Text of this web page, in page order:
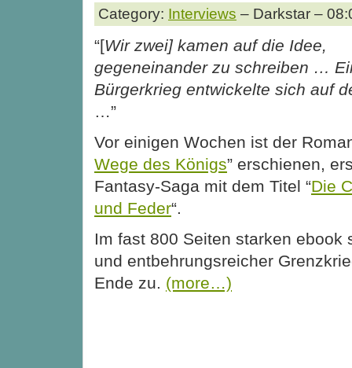
Category: Interviews – Darkstar –
“[Wir zwei] kamen auf die Idee,
gegeneinander zu schreiben …
Bürgerkrieg entwickelte sich auf
…”
Vor einigen Wochen ist der
Wege des Königs” erschienen,
Fantasy-Saga mit dem Titel “Die
und Feder“.
Im fast 800 Seiten starken ebook
und entbehrungsreicher
Ende zu. (more…)